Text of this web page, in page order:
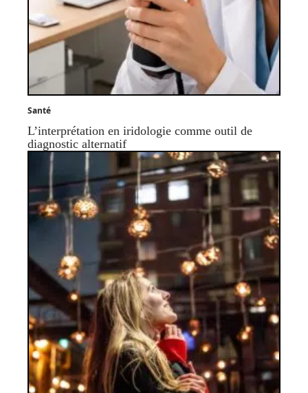
Santé
L’interprétation en iridologie comme outil de
diagnostic alternatif